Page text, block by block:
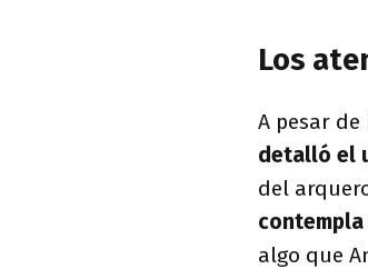
Los
A pesar
detalló el
del
algo que